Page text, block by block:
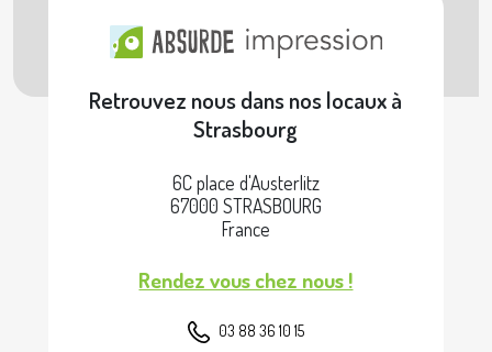
Retrouvez nous dans nos locaux à
Strasbourg
6C place d'Austerlitz
67000 STRASBOURG
France
Rendez vous chez nous !
03 88 36 10 15